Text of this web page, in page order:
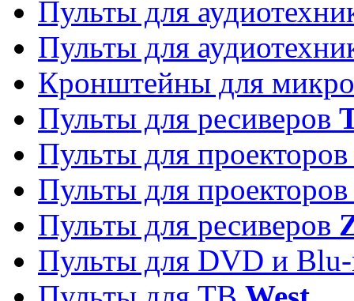
Пульты для
Пульты для
Кронштейны для
Пульты для ресиверов
Пульты для
Пульты для
Пульты для ресиверов
Пульты для DVD и